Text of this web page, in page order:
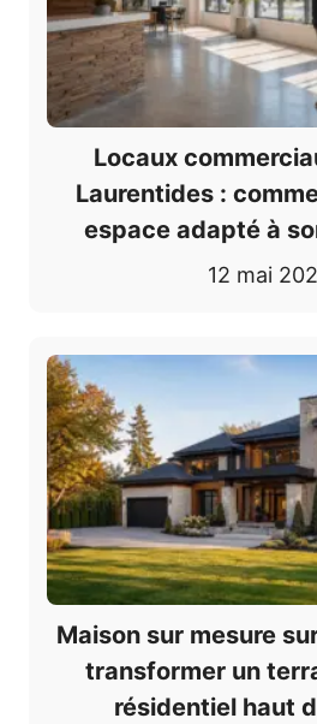
Locaux
Laurentides :
espace adapté à
12 mai
Maison sur mesure
transformer un
résidentiel haut